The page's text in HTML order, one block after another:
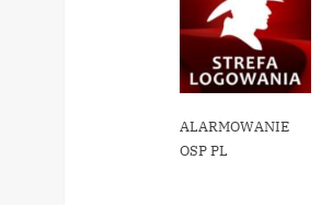
ALARMOWANIE
OSP PL